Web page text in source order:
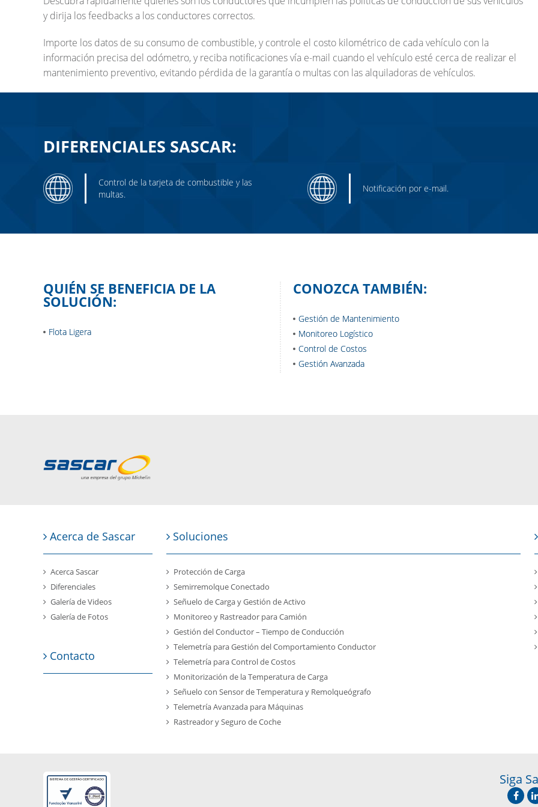
Gestión Avanzada
y dirija los feedbacks a los conductores correctos.
Importe los datos de su consumo de combustible, y controle el costo kilométrico de cada vehículo con la
información precisa del odómetro, y reciba notificaciones vía e-mail cuando el vehículo esté cerca de realizar el
mantenimiento preventivo, evitando pérdida de la garantía o multas con las alquiladoras de vehículos.
DIFERENCIALES SASCAR:
Control de la tarjeta de combustible y las
multas.
Notificación por e-mail.
QUIÉN SE BENEFICIA DE LA
SOLUCIÓN:
Flota Ligera
CONOZCA TAMBIÉN:
Gestión de Mantenimiento
Monitoreo Logístico
Control de Costos
Gestión Avanzada
Acerca de Sascar
Acerca Sascar
Diferenciales
Galería de Videos
Galería de Fotos
Contacto
Soluciones
Protección de Carga
Semirremolque Conectado
Señuelo de Carga y Gestión de Activo
Monitoreo y Rastreador para Camión
Gestión del Conductor – Tiempo de Conducción
Telemetría para Gestión del Comportamiento Conductor
Telemetría para Control de Costos
Monitorización de la Temperatura de Carga
Señuelo con Sensor de Temperatura y Remolqueógrafo
Telemetría Avanzada para Máquinas
Rastreador y Seguro de Coche
Siga